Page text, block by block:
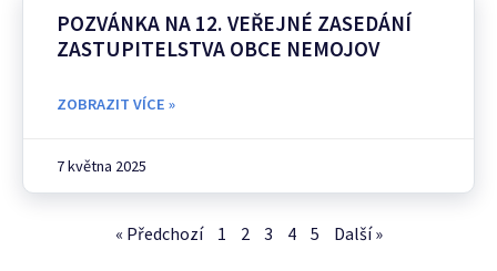
POZVÁNKA NA 12. VEŘEJNÉ ZASEDÁNÍ
ZASTUPITELSTVA OBCE NEMOJOV
ZOBRAZIT VÍCE »
7 května 2025
« Předchozí 1 2 3 4 5 Další »